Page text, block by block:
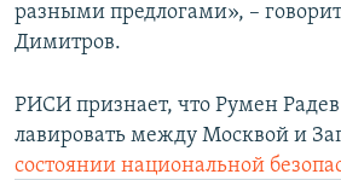
разными предлогами», –
Димитров.
РИСИ признает, что Румен
лавировать между Москвой и
состоянии национальной